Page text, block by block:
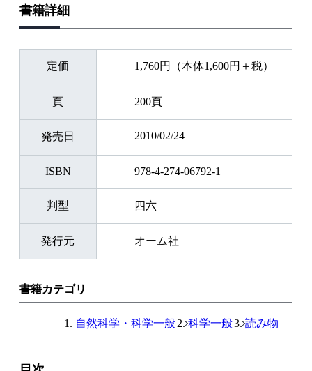
書籍詳細
定価 1,760円（本体1,600円＋税）
頁 200頁
発売日 2010/02/24
ISBN 978-4-274-06792-1
判型 四六
発行元 オーム社
書籍カテゴリ
自然科学・科学一般 科学一般 読み物